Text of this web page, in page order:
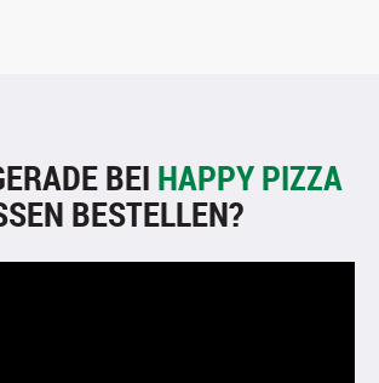
BEI HAPPY PIZZA
BESTELLEN?